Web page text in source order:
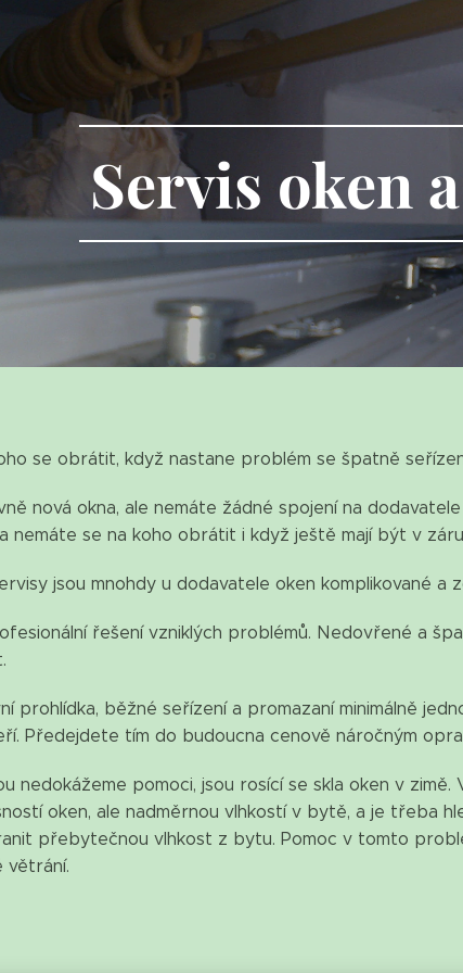
Servis oken
se obrátit, když nastane problém se špatně
nová okna, ale nemáte žádné spojení na
nemáte se na koho obrátit i když ještě mají být v
jsou mnohdy u dodavatele oken komplikované a
řešení vzniklých problémů. Nedovřené a
prohlídka, běžné seřízení a promazaní minimálně
Předejdete tím do budoucna cenově náročným
nedokážeme pomoci, jsou rosící se skla oken v
oken, ale nadměrnou vlhkostí v bytě, a je třeba
přebytečnou vlhkost z bytu. Pomoc v tomto
větrání.